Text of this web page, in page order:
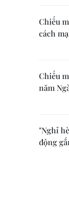
Chiếu
cách
Chiếu
năm
"Nghỉ
động